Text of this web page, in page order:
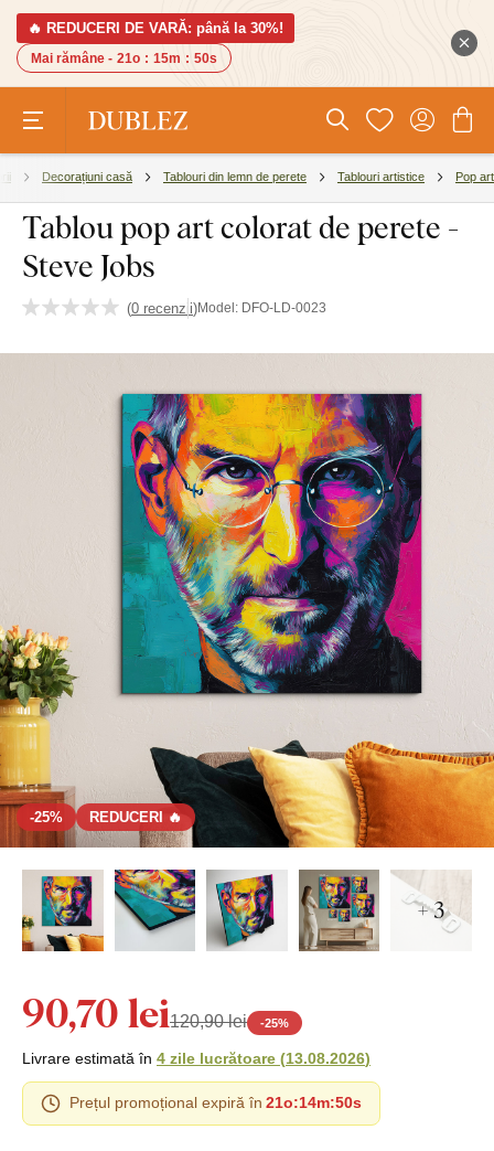
🔥 REDUCERI DE VARĂ: până la 30%!
Mai rămâne - 21o : 15m : 49s
Decorațiuni casă Tablouri din lemn de perete Tablouri artistice Pop art
Tablou pop art colorat de perete -
Steve Jobs
(0 recenzii)Model: DFO-LD-0023
-25% REDUCERI 🔥
+ 3
90,70 lei120,90 lei -25%
Livrare estimată în 4 zile lucrătoare (13.08.2026)
Prețul promoțional expiră în 21o:14m:49s